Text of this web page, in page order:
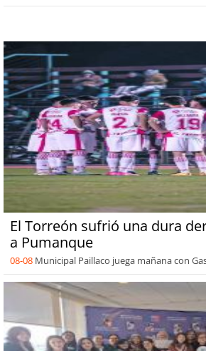
El Torreón sufrió una dura
a Pumanque
08-08 Municipal Paillaco juega mañana con